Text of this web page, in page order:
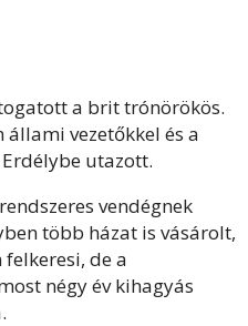
a brit trónörökös.
vezetőkkel és a
utazott.
vendégnek
több házat is vásárolt,
de a
négy év kihagyás